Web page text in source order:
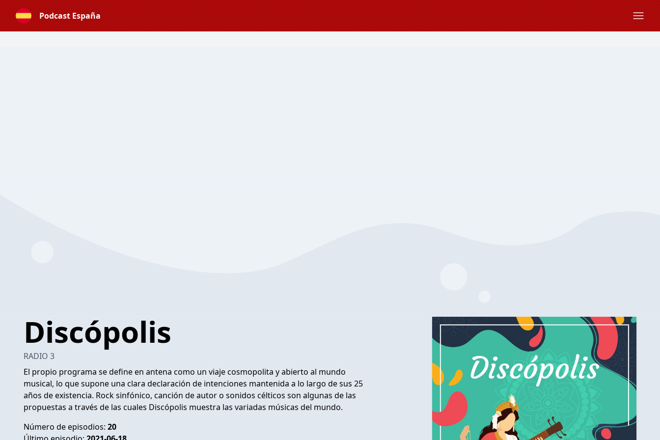
Podcast España
Discópolis
RADIO 3
El propio programa se define en antena como un viaje cosmopolita y abierto al mundo
musical, lo que supone una clara declaración de intenciones mantenida a lo largo de sus 25
años de existencia. Rock sinfónico, canción de autor o sonidos célticos son algunas de las
propuestas a través de las cuales Discópolis muestra las variadas músicas del mundo.
Número de episodios: 20